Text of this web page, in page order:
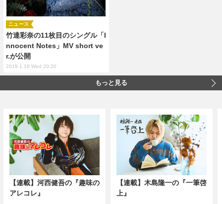
竹達彩奈の11枚目のシングル「I
nnocent Notes」MV short ve
r.が公開
ニュース
2019.1.16 Wed 20:20
もっと見る
【連載】河西健吾の『趣味の
アレコレ』
【連載】木島隆一の『一筆啓
上』